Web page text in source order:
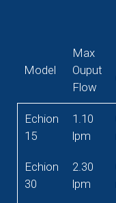
Model
Max
Ouput
Flow
Echion
15
1.10
lpm
Echion
30
2.30
lpm